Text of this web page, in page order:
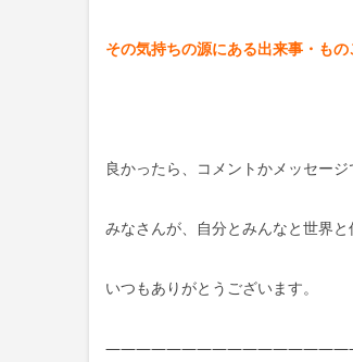
その気持ちの源にある出来事・も
良かったら、コメントかメッセージ
みなさんが、自分とみんなと世界
いつもありがとうございます。